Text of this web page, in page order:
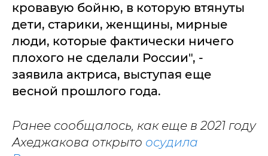
кровавую бойню, в которую втянуты
дети, старики, женщины, мирные
люди, которые фактически ничего
плохого не сделали России", -
заявила актриса, выступая еще
весной прошлого года.
Ранее сообщалось, как еще в 2021 году
Ахеджакова открыто осудила